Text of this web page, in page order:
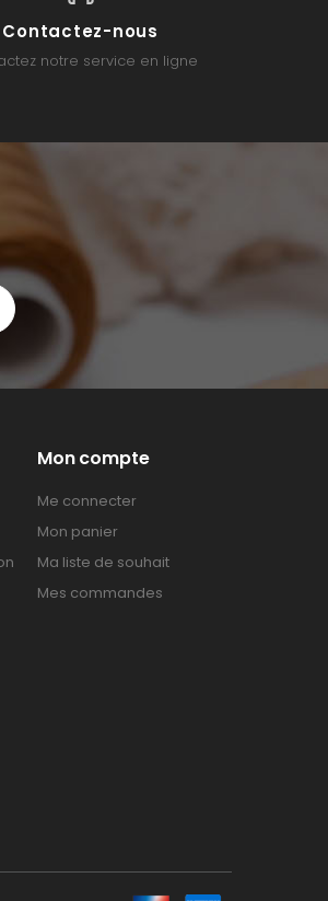
Contactez-nous
notre service en ligne
Mon compte
Me connecter
Mon panier
Ma liste de souhait
Mes commandes